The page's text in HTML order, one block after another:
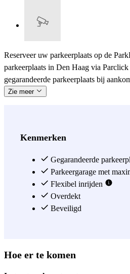
Reserveer uw parkeerplaats op de
parkeerplaats in Den Haag via
gegarandeerde parkeerplaats bij
Zie meer
Kenmerken
Gegarandeerde
Parkeergarage met
Flexibel inrijden
Overdekt
Beveiligd
Hoe er te komen